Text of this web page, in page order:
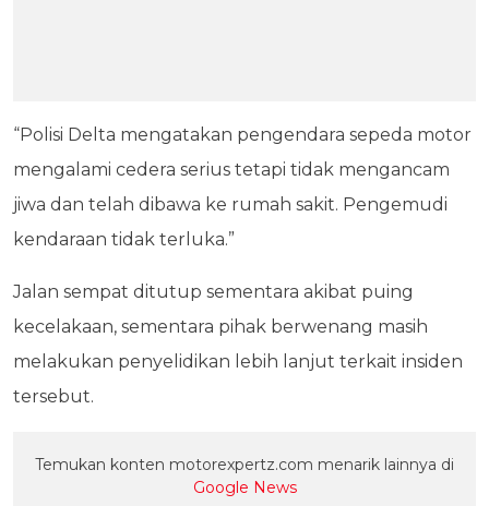
“Polisi Delta mengatakan pengendara sepeda motor
mengalami cedera serius tetapi tidak mengancam
jiwa dan telah dibawa ke rumah sakit. Pengemudi
kendaraan tidak terluka.”
Jalan sempat ditutup sementara akibat puing
kecelakaan, sementara pihak berwenang masih
melakukan penyelidikan lebih lanjut terkait insiden
tersebut.
Temukan konten motorexpertz.com menarik lainnya di
Google News